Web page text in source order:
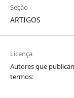
Seção
ARTIGOS
Licença
Autores que
termos: